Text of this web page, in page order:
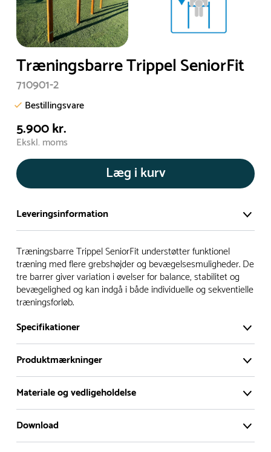
Træningsbarre Trippel SeniorFit
710901-2
Bestillingsvare
5.900 kr.
Ekskl. moms
Læg i kurv
Leveringsinformation
Vi har et stort og effektivt lager på ca. 6.000 kvadratmeter
med mere end 5.000 forskellige produkter på hylderne til
omgående levering.
- Leveringstiden på lagervarer er i Danmark normalt 1-3
hverdage
- Leveringstiden på specialvarer og bestillingsvarer oplyses
ved bestilling
- I tilfælde af restordre vil kundeservice kontakte dig via e-
mail eller telefon med information om forventet
leveringstidspunkt
Alle vores legepladser produceres på bestilling, hvilket
betyder, at de normalt bliver leveret til kunden i løbet 3-6
Træningsbarre Trippel SeniorFit understøtter funktionel
træning med flere grebshøjder og bevægelsesmuligheder. De
tre barrer giver variation i øvelser for balance, stabilitet og
bevægelighed og kan indgå i både individuelle og sekventielle
træningsforløb.
Specifikationer
Produktmærkninger
Materiale og vedligeholdelse
Materiale
Download